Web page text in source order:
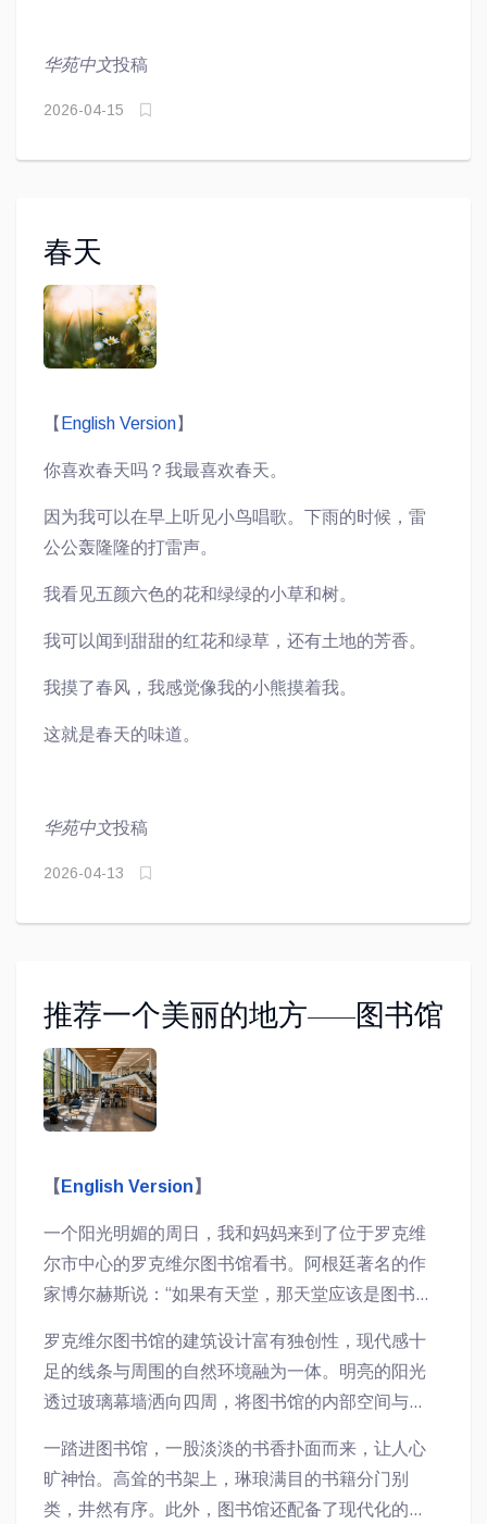
华苑中文投稿
2026-04-15
春天
【 English Version】
你喜欢春天吗？我最喜欢春天。
因为我可以在早上听见小鸟唱歌。下雨的时候，雷
公公轰隆隆的打雷声。
我看见五颜六色的花和绿绿的小草和树。
我可以闻到甜甜的红花和绿草，还有土地的芳香。
我摸了春风，我感觉像我的小熊摸着我。
这就是春天的味道。
华苑中文投稿
2026-04-13
推荐一个美丽的地方——图书馆
【 English Version 】
一个阳光明媚的周日，我和妈妈来到了位于罗克维
尔市中心的罗克维尔图书馆看书。阿根廷著名的作
家博尔赫斯说：“如果有天堂，那天堂应该是图书馆
独特魅力。
罗克维尔图书馆的建筑设计富有独创性，现代感十
足的线条与周围的自然环境融为一体。明亮的阳光
透过玻璃幕墙洒向四周，将图书馆的内部空间与外
座图书馆总是能吸引无数的读者前来，享受这片静
谧的阅读空间。
一踏进图书馆，一股淡淡的书香扑面而来，让人心
旷神怡。高耸的书架上，琳琅满目的书籍分门别
类，井然有序。此外，图书馆还配备了现代化的设